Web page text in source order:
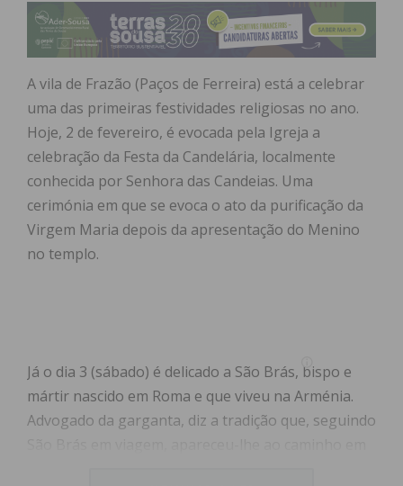
A vila de Frazão (Paços de Ferreira) está a celebrar
uma das primeiras festividades religiosas no ano.
Hoje, 2 de fevereiro, é evocada pela Igreja a
celebração da Festa da Candelária, localmente
conhecida por Senhora das Candeias. Uma
cerimónia em que se evoca o ato da purificação da
Virgem Maria depois da apresentação do Menino
no templo.
Já o dia 3 (sábado) é delicado a São Brás, bispo e
mártir nascido em Roma e que viveu na Arménia.
Advogado da garganta, diz a tradição que, seguindo